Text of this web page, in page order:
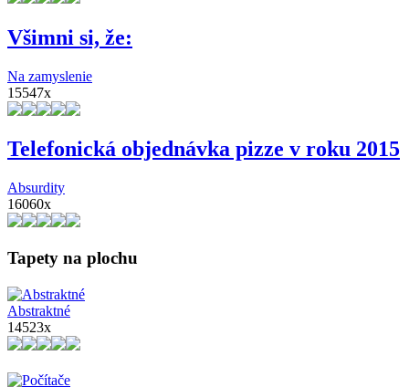
Všimni si, že:
Na zamyslenie
15547x
Telefonická objednávka pizze v roku 2015
Absurdity
16060x
Tapety na plochu
Abstraktné
14523x